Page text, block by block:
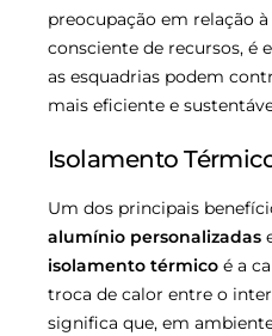
preocupação em relação
consciente de recursos, é
as esquadrias podem
mais eficiente e
Isolamento
Um dos principais
alumínio personalizadas
isolamento térmico é a
troca de calor entre o
significa que, em